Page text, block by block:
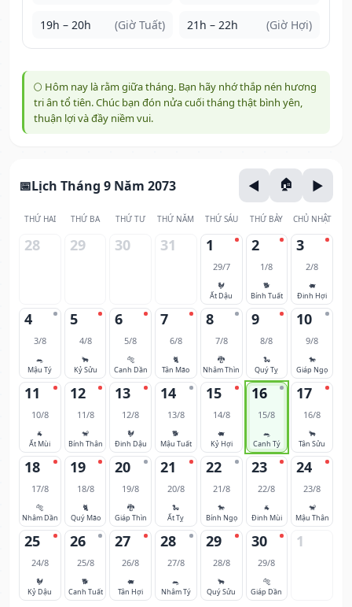
19h – 20h (Giờ Tuất) 21h – 22h (Giờ Hợi)
🌕 Hôm nay là rằm giữa tháng. Bạn hãy nhớ thắp nén hương
tri ân tổ tiên. Chúc bạn đón nửa cuối tháng thật bình yên,
thuận lợi và đầy niềm vui.
Lịch Tháng 9 Năm 2073
THỨ HAI THỨ BA THỨ TƯ THỨ NĂM THỨ SÁU THỨ BẢY CHỦ NHẬT
28 29 30 31 1
29/7
🐓
Ất Dậu
2
1/8
🐕
Bính Tuất
3
2/8
🐖
Đinh Hợi
4
3/8
🐀
Mậu Tý
5
4/8
🐂
Kỷ Sửu
6
5/8
🐅
Canh Dần
7
6/8
🐈
Tân Mão
8
7/8
🐉
Nhâm Thìn
9
8/8
🐍
Quý Tỵ
10
9/8
🐎
Giáp Ngọ
11
10/8
🐐
Ất Mùi
12
11/8
🐒
Bính Thân
13
12/8
🐓
Đinh Dậu
14
13/8
🐕
Mậu Tuất
15
14/8
🐖
Kỷ Hợi
16
15/8
🐀
Canh Tý
17
16/8
🐂
Tân Sửu
18
17/8
🐅
Nhâm Dần
19
18/8
🐈
Quý Mão
20
19/8
🐉
Giáp Thìn
21
20/8
🐍
Ất Tỵ
22
21/8
🐎
Bính Ngọ
23
22/8
🐐
Đinh Mùi
24
23/8
🐒
Mậu Thân
25
24/8
🐓
Kỷ Dậu
26
25/8
🐕
Canh Tuất
27
26/8
🐖
Tân Hợi
28
27/8
🐀
Nhâm Tý
29
28/8
🐂
Quý Sửu
30
29/8
🐅
Giáp Dần
1